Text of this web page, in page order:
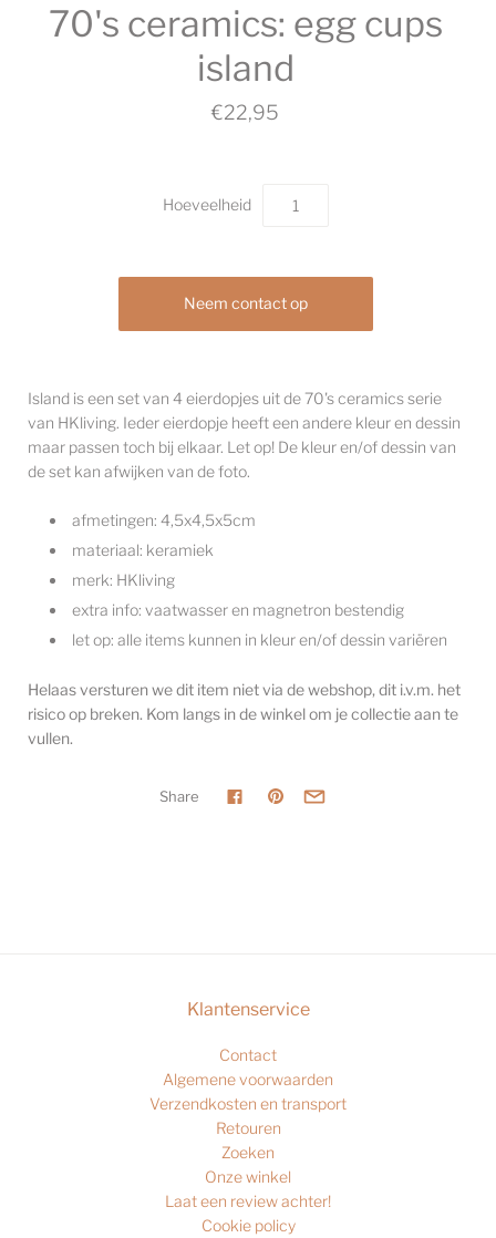
70's ceramics: egg cups
island
€22,95
Hoeveelheid
Neem contact op
Island is een set van 4 eierdopjes uit de 70's ceramics serie
van HKliving. Ieder eierdopje heeft een andere kleur en dessin
maar passen toch bij elkaar. Let op! De kleur en/of dessin van
de set kan afwijken van de foto.
afmetingen: 4,5x4,5x5cm
materiaal: keramiek
merk: HKliving
extra info: vaatwasser en magnetron bestendig
let op: alle items kunnen in kleur en/of dessin variëren
Helaas versturen we dit item niet via de webshop, dit i.v.m. het
risico op breken. Kom langs in de winkel om je collectie aan te
vullen.
Share
Klantenservice
Contact
Algemene voorwaarden
Verzendkosten en transport
Retouren
Zoeken
Onze winkel
Laat een review achter!
Cookie policy